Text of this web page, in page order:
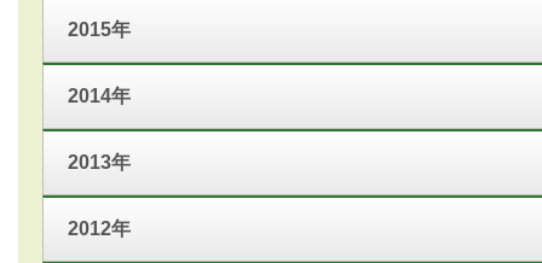
2015年
2014年
2013年
2012年